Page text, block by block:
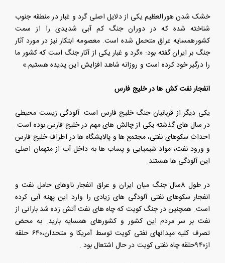
خشک شدن هورالعظیم یکی از دلایل اصلی گرد و غبار در منطقه جنوب
شناخته شده که در دوران جنگ کم آبی شدیدی را از سمت
کشورهمسایه عراق متحمل شده است. معصومه ابتکار نیز در مورد آثار
جنگ بر ایران گفته بود: «گرد و غبار یکی از آثار جنگ است که کشور ما
را درگیر خود کرده است و روزانه شاهد افزایش این پدیده هستیم.»
انفجار نفت کش ها در خلیج فارس
یکی دیگر از قربانیان جنگ خلیج فارس است. آلودگی زیست محیطی
در سال های گذشته یکی از چالش های مهم در خلیج فارس بوده است.
احداث سکوهای نفتی، مجتمع ها و پالایشگاه ها در اطراف خلیج فارس
و ورود نفت، مواد شیمیایی و پساب ها به داخل آب از متهمان اصلی
این آلودگی ها هستند.
در طول 8سال جنگ میان ایران و عراق انفجار ناوهای حامل نفت و
انفجار سکوهای نفتی آلودگی های زیادی را وارد این پهنه آبی کرده
است. همچنین در جنگ کویت که چاه های نفت آتش زده شد بارانی از
نفت بر سر مردم این کشور و کشورهای همسایه بارید. به محض
تصرف کلیه میدانهای نفتی کویت توسط آمریکا و متحدان،۶۴۰ حلقه